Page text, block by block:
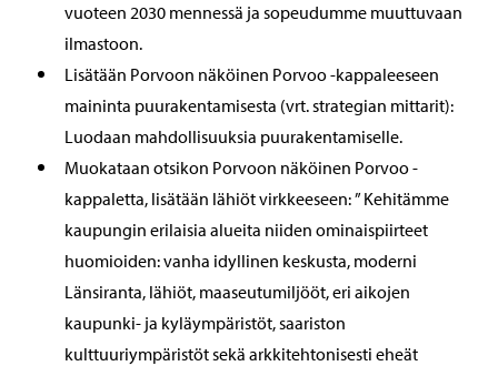
vuoteen 2030 mennessä ja sopeudumme muuttuvaan
ilmastoon.
Lisätään Porvoon näköinen Porvoo -kappaleeseen
maininta puurakentamisesta (vrt. strategian mittarit):
Luodaan mahdollisuuksia puurakentamiselle.
Muokataan otsikon Porvoon näköinen Porvoo -
kappaletta, lisätään lähiöt virkkeeseen: ” Kehitämme
kaupungin erilaisia alueita niiden ominaispiirteet
huomioiden: vanha idyllinen keskusta, moderni
Länsiranta, lähiöt, maaseutumiljööt, eri aikojen
kaupunki- ja kyläympäristöt, saariston
kulttuuriympäristöt sekä arkkitehtonisesti eheät